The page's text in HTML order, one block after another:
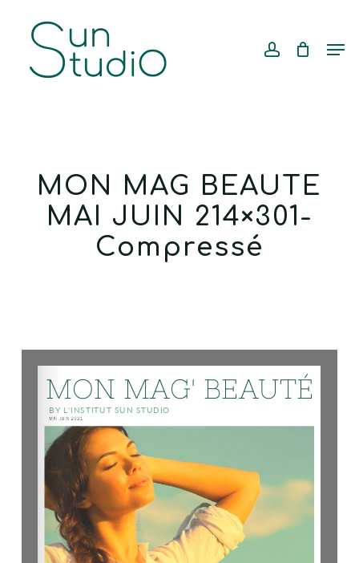
content
Cart
CART
MON MAG BEAUTE
MAI JUIN 214×301-
Compressé